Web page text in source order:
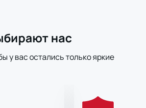
по количеству побед в Кубке
станет еще один рекордсмен и
португальский «Бенфика». На
как по количеству
нас
у вас остались только яркие